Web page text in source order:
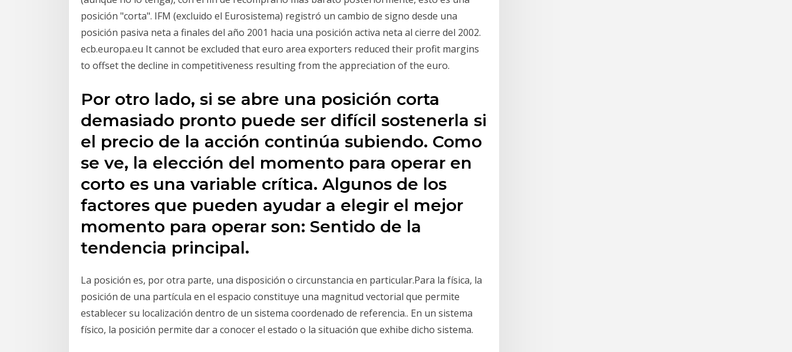
posición "corta". IFM (excluido el Eurosistema) registró un cambio de signo desde una
posición pasiva neta a finales del año 2001 hacia una posición activa neta al cierre del 2002.
ecb.europa.eu It cannot be excluded that euro area exporters reduced their profit margins
to offset the decline in competitiveness resulting from the appreciation of the euro.
Por otro lado, si se abre una posición corta
demasiado pronto puede ser difícil sostenerla si
el precio de la acción continúa subiendo. Como
se ve, la elección del momento para operar en
corto es una variable crítica. Algunos de los
factores que pueden ayudar a elegir el mejor
momento para operar son: Sentido de la
tendencia principal.
La posición es, por otra parte, una disposición o circunstancia en particular.Para la física, la
posición de una partícula en el espacio constituye una magnitud vectorial que permite
establecer su localización dentro de un sistema coordenado de referencia.. En un sistema
físico, la posición permite dar a conocer el estado o la situación que exhibe dicho sistema.